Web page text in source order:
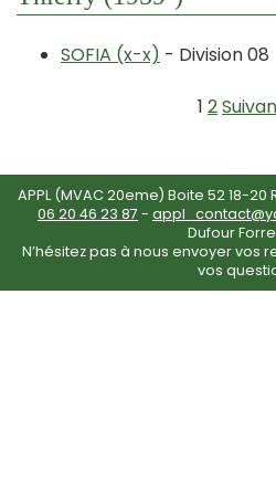
SOFIA (x-x) - Division 08
1 2
APPL (MVAC 20eme) Boite 52 18-20
06 20 46 23 87 -
Dufour
N’hésitez pas à nous envoyer vos
vos